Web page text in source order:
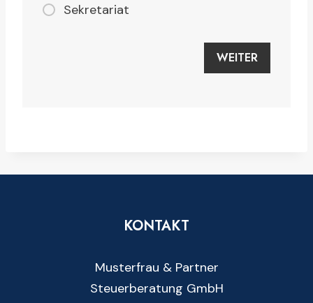
Sekretariat
KONTAKT
Musterfrau & Partner
Steuerberatung GmbH